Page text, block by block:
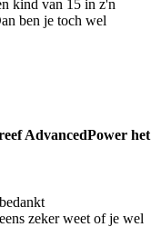
kind van 15 in z'n
ben je toch wel
AdvancedPower het
zeker weet of je wel